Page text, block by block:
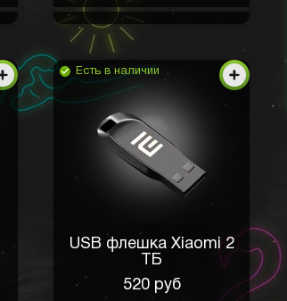
Есть в наличии
USB флешка Xiaomi 2
ТБ
520 руб